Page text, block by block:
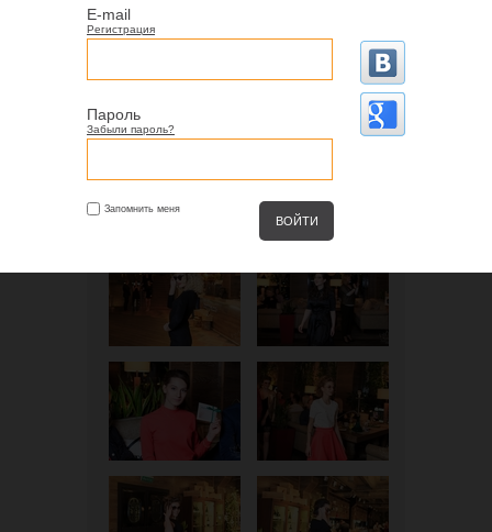
E-mail
Регистрация
Пароль
Забыли пароль?
Запомнить меня